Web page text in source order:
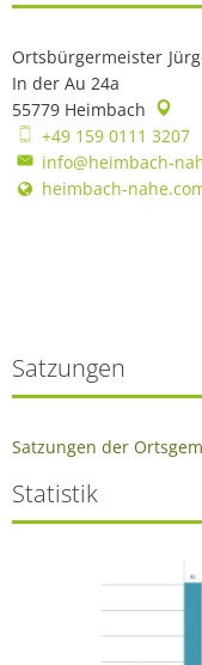
Ortsbürgermeister
In der Au 24a
55779 Heimbach
+49 159 0111 3207
info@heimbach-
heimbach-
Satzungen
Satzungen der
Statistik